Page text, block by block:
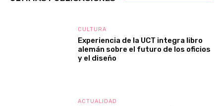
CULTURA
Experiencia de la UCT integra libro
alemán sobre el futuro de los oficios
y el diseño
ACTUALIDAD